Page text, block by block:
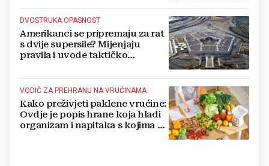
DVOSTRUKA OPASNOST
Amerikanci se pripremaju za rat
s dvije supersile? Mijenjaju
pravila i uvode taktičko
VODIČ ZA PREHRANU NA VRUĆINAMA
Kako preživjeti paklene vrućine:
Ovdje je popis hrane koja hladi
organizam i napitaka s kojima si